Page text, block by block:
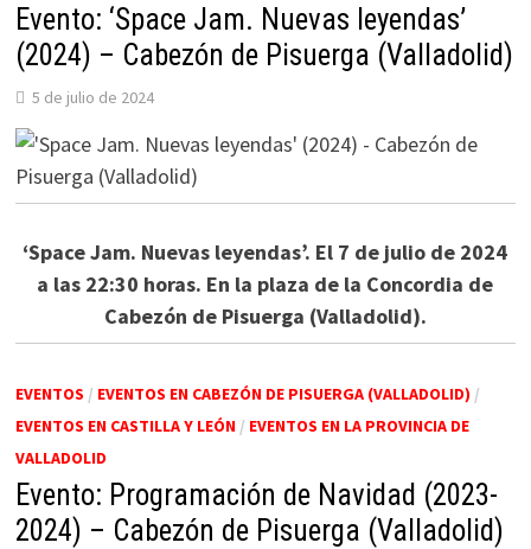
Evento: ‘Space Jam. Nuevas leyendas’
(2024) – Cabezón de Pisuerga (Valladolid)
5 de julio de 2024
‘Space Jam. Nuevas leyendas’. El 7 de julio de 2024
a las 22:30 horas. En la plaza de la Concordia de
Cabezón de Pisuerga (Valladolid).
EVENTOS / EVENTOS EN CABEZÓN DE PISUERGA (VALLADOLID) /
EVENTOS EN CASTILLA Y LEÓN/ EVENTOS EN LA PROVINCIA DE
VALLADOLID
Evento: Programación de Navidad (2023-
2024) – Cabezón de Pisuerga (Valladolid)